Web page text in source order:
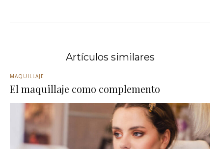
Artículos similares
MAQUILLAJE
El maquillaje como complemento